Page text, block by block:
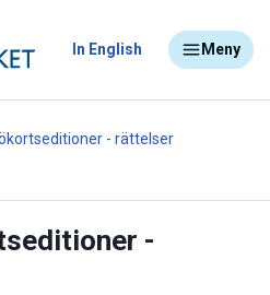
In English Meny
- rättelser
-